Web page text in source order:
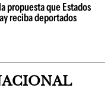
propuesta que Estados
reciba deportados